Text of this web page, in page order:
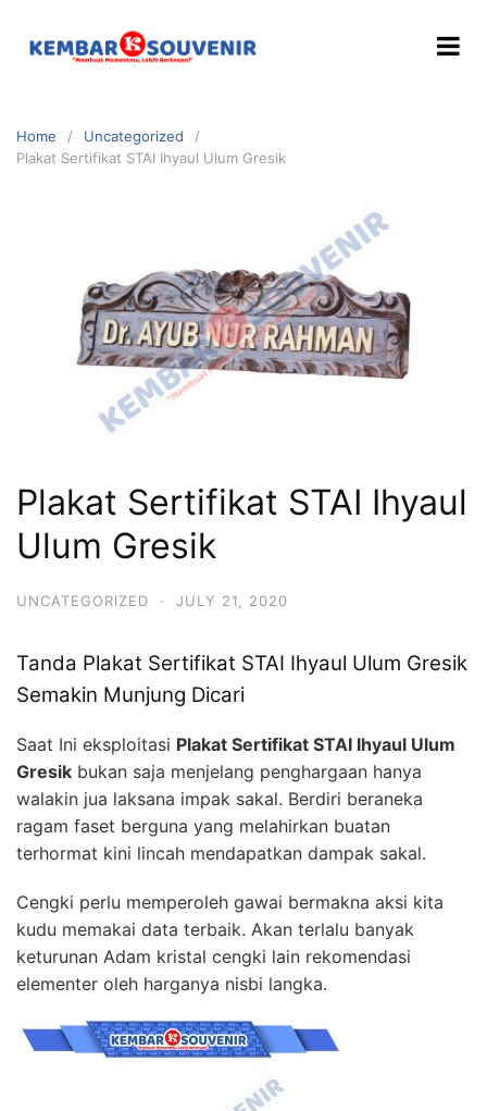
Home
Uncategorized
Plakat Sertifikat STAI Ihyaul Ulum Gresik
Plakat Sertifikat STAI Ihyaul
Ulum Gresik
UNCATEGORIZED · JULY 21, 2020
Tanda Plakat Sertifikat STAI Ihyaul Ulum Gresik
Semakin Munjung Dicari
Saat Ini eksploitasi Plakat Sertifikat STAI Ihyaul Ulum
Gresik bukan saja menjelang penghargaan hanya
walakin jua laksana impak sakal. Berdiri beraneka
ragam faset berguna yang melahirkan buatan
terhormat kini lincah mendapatkan dampak sakal.
Cengki perlu memperoleh gawai bermakna aksi kita
kudu memakai data terbaik. Akan terlalu banyak
keturunan Adam kristal cengki lain rekomendasi
elementer oleh harganya nisbi langka.